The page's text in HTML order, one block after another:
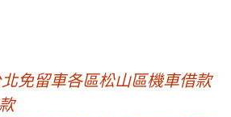
免留車各區松山區機車借款